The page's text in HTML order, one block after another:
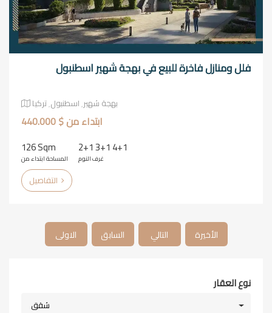
فلل ومنازل فاخرة للبيع في بهجة شهير اسطنبول
بهجة شهير٬ اسطنبول٬ تركيا
ابتداء من $ 440.000
126 Sqm
المساحة ابتداء من
2+1 3+1 4+1
غرف النوم
الاولى السابق التالي الأخيرة
نوع العقار
شقق